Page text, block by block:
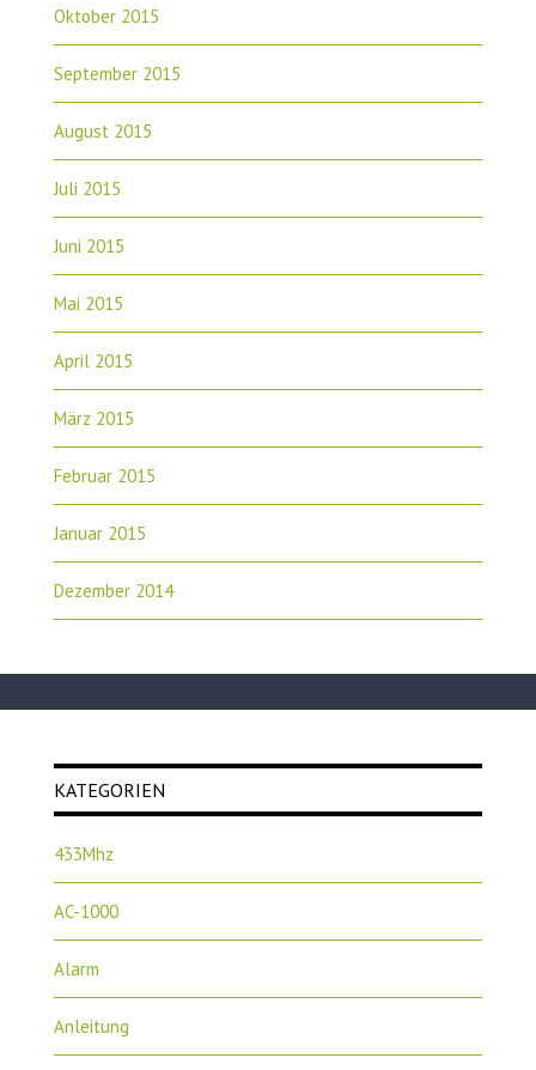
Oktober 2015
September 2015
August 2015
Juli 2015
Juni 2015
Mai 2015
April 2015
März 2015
Februar 2015
Januar 2015
Dezember 2014
KATEGORIEN
433Mhz
AC-1000
Alarm
Anleitung